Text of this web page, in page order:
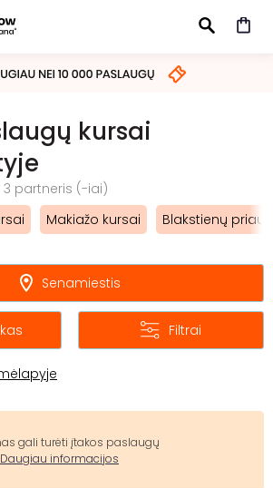
IEŠKOTI
kursai
partneris (-iai)
Makiažo kursai Blakstienų
Senamiestis
Filtrai
gali turėti įtakos paslaugų
Daugiau informacijos